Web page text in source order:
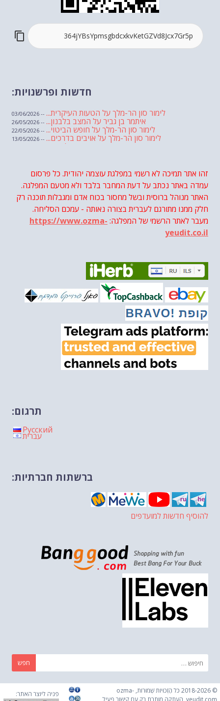
חדשות ופרשנויות:
לימור סון הר-מלך על הטעות העיקרית... -- 03/06/2026
איתמר בן גביר על המצב בלבנון... -- 26/05/2026
לימור סון הר-מלך על חופש הביטוי... -- 22/05/2026
לימור סון הר-מלך על אויבים בדרכים... -- 13/05/2026
שבועת אמונים לדעאש
לימור סון הר-מלך על חוק...-- 19/04/2026
מיכאל בן ארי על פרשת הת...
מיכאל בן ארי על פרשת הת... -- 10/04/2026
השר בן גביר במקום נפילת הטיל.... -- 06/04/2026
חוק עונש מוות למחבלים...-- 29/03/2026
מיכאל בן ארי על פרשת השבוע ת... -- 27/03/2026
מיכאל בן ארי על פרשת השבוע ת...-- 20/03/2026
מיכאל בן ארי על דילמת המנהיגות....
מיכאל בן ארי על פרשת הת...
מיכאל בן ארי על פרשת הת...
מיכאל בן ארי על פרשת הת...-- 13/02/2026
מיכאל בן ארי על פרשת השבוע ת...-- 06/02/2026
חלקם של היהודים הולך ופוחת....
מיכאל בן ארי על פרשת השבוע ת...
זהו אתר תמיכה לא רשמי במפלגת עוצמה יהודית. כל פרסום
עמדה באתר נכתב על דעת המחבר בלבד ולא מטעם המפלגה.
האתר מנוהל ברוסית ובשל מחסור בכוח אדם ומגבלות תוכנה רק
חלק ממנו מתורגם לעברית בצורה נאותה - עמכם הסליחה.
מעבר לאתר הרשמי של המפלגה: https://www.ozma-
yeudit.co.il
תרגום:
Русский
עברית
ברשתות חברתיות:
להוסיף חדשות למועדפים
חפש:
© 2018-2026 כֹּל הַזְכוּיוֹת שְׁמוּרוֹת, ozma-
yeudit.com, העתקה מותרת רק עם קישור פעיל
פניה ליוצר האתר: